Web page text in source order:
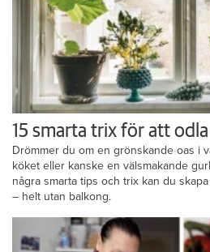
15 smarta trix för att
Drömmer du om en grönskande oas i
köket eller kanske en välsmakande
några smarta tips och trix kan du
– helt utan balkong.